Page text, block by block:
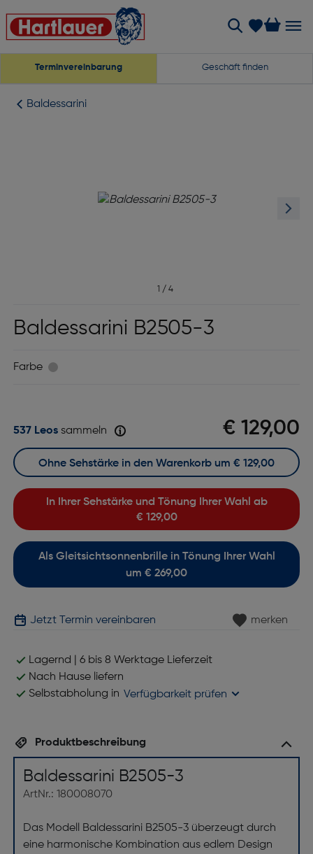
Terminvereinbarung Geschäft finden
Baldessarini
1 / 4
Baldessarini B2505-3
Farbe
€ 129,00
537 Leossammeln
Als Gleitsichtsonnenbrille in Tönung Ihrer Wahl
um € 269,00
In Ihrer Sehstärke und Tönung Ihrer Wahl ab
€ 129,00
Ohne Sehstärke in den Warenkorb um € 129,00
Jetzt Termin vereinbaren merken
Lagernd | 6 bis 8 Werktage Lieferzeit
Nach Hause liefern
Selbstabholung in Verfügbarkeit prüfen
Produktbeschreibung
Baldessarini B2505-3
ArtNr.: 180008070
Das Modell Baldessarini B2505-3 überzeugt durch
eine harmonische Kombination aus edlem Design